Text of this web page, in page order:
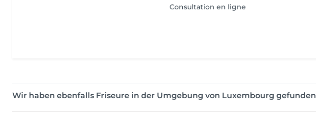
Consultation en ligne
Wir haben ebenfalls Friseure in der Umgebung von Luxembourg gefunden